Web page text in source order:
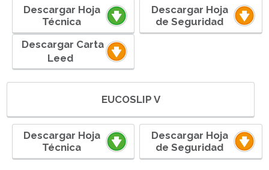
Descargar Hoja
Técnica
Descargar Hoja
de Seguridad
ㅤㅤ ㅤㅤㅤㅤㅤㅤDescargar Carta
Leedㅤ ㅤㅤㅤㅤㅤㅤ
EUCOSLIP V
Descargar Hoja
Técnica
Descargar Hoja
de Seguridad